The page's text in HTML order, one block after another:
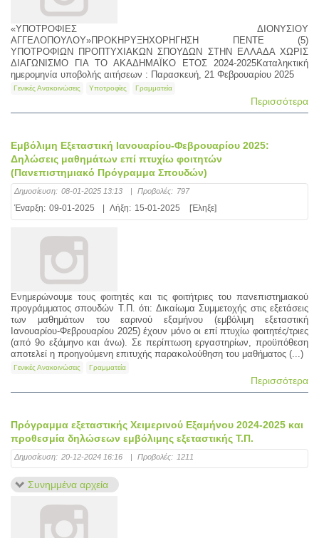
«ΥΠΟΤΡΟΦΙΕΣ ΔΙΟΝΥΣΙΟΥ
ΑΓΓΕΛΟΠΟΥΛΟΥ»ΠΡΟΚΗΡΥΞΗΧΟΡΗΓΗΣΗ ΠΕΝΤΕ (5)
ΥΠΟΤΡΟΦΙΩΝ ΠΡΟΠΤΥΧΙΑΚΩΝ ΣΠΟΥΔΩΝ ΣΤΗΝ ΕΛΛΑΔΑ ΧΩΡΙΣ
ΔΙΑΓΩΝΙΣΜΟ ΓΙΑ ΤΟ ΑΚΑΔΗΜΑΪΚΟ ΕΤΟΣ 2024-2025Καταληκτική
ημερομηνία υποβολής αιτήσεων : Παρασκευή, 21 Φεβρουαρίου 2025
Γενικές Ανακοινώσεις Υποτροφίες Γραμματεία
Περισσότερα
Εμβόλιμη Εξεταστική Ιανουαρίου-Φεβρουαρίου 2025:
Δηλώσεις μαθημάτων επί πτυχίω φοιτητών
(Πανεπιστημιακό Πρόγραμμα Σπουδών)
Δημοσίευση: 08-01-2025 13:13 | Προβολές: 797
Έναρξη: 09-01-2025 Λήξη: 15-01-2025 [Έληξε]
Ενημερώνουμε τους φοιτητές και τις φοιτήτριες του πανεπιστημιακού
προγράμματος σπουδών Τ.Π. ότι: Δικαίωμα Συμμετοχής στις εξετάσεις
των μαθημάτων του εαρινού εξαμήνου (εμβόλιμη εξεταστική
Ιανουαρίου-Φεβρουαρίου 2025) έχουν μόνο οι επί πτυχίω φοιτητές/τριες
(από 9ο εξάμηνο και άνω). Σε περίπτωση εργαστηρίων, προϋπόθεση
αποτελεί η προηγούμενη επιτυχής παρακολούθηση του μαθήματος (...)
Γενικές Ανακοινώσεις Γραμματεία
Περισσότερα
Πρόγραμμα εξεταστικής Χειμερινού Eξαμήνου 2024-2025 και
προθεσμία δηλώσεων εμβόλιμης εξεταστικής Τ.Π.
Δημοσίευση: 20-12-2024 16:16 | Προβολές: 1211
Συνημμένα αρχεία